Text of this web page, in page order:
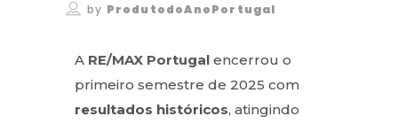
by ProdutodoAnoPortugal
A RE/MAX Portugal encerrou o
primeiro semestre de 2025 com
resultados históricos, atingindo